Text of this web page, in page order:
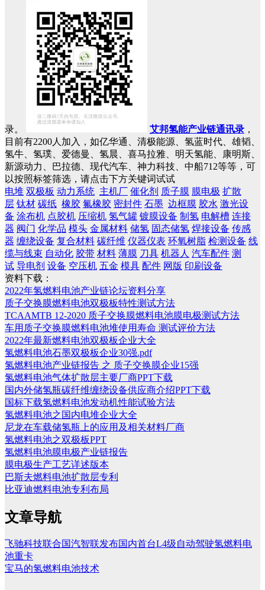
录。 艾邦氢能产业链通讯录 ，
目前有2200人加入，如亿华通、清极能源、氢蓝时代、雄韬、
氢牛、氢璞、爱德曼、氢晨、喜马拉雅、明天氢能、康明斯、
新源动力、巴拉德、现代汽车、神力科技、中船712等等，可
以按照标签筛选，请点击下方关键词试试
电堆 双极板 动力系统 主机厂 催化剂 质子膜 膜电极 扩散
层 钛材 碳纸 橡胶 氟橡胶 密封件 石墨 边框膜 胶水 激光设
备 涂布机 点胶机 压缩机 氢气罐 镀膜设备 制氢 电解槽 连接
器 阀门 化学品 模头 金属材料 储氢 固态储氢 焊接设备 传感
器 缠绕设备 复合材料 碳纤维 仪器仪表 环氧树脂 检测设备 线
缆与线束 自动化 胶带 材料 薄膜 刀具 机器人 汽车配件 测
试 导电剂 设备 空压机 五金 模具 配件 网版 印刷设备
资料下载：
2022年氢燃料电池产业链论坛资料分享
质子交换膜燃料电池双极板特性测试方法
TCAAMTB 12-2020 质子交换膜燃料电池膜电极测试方法
车用质子交换膜燃料电池堆使用寿命 测试评价方法
2022年最新燃料电池双极板企业大全
氢燃料电池石墨双极板企业30强.pdf
氢燃料电池产业链报告 之 质子交换膜企业15强
氢燃料电池气体扩散层主要厂商PPT下载
国内外储氢瓶碳纤维缠绕设备供应商介绍PPT下载
国标下载氢燃料电池发动机性能试验方法
氢燃料电池之国内电堆企业大全
尼龙在车载储氢瓶上的应用及相关材料厂商
氢燃料电池之双极板PPT
氢燃料电池膜电极产业链报告
膜电极生产工艺详述版本
巴斯夫燃料电池扩散层专利
比亚迪燃料电池专利布局
文章导航
飞驰科技联合国汽智联发布国内首台L4级自动驾驶氢燃料电
池重卡
宝马的氢燃料电池技术